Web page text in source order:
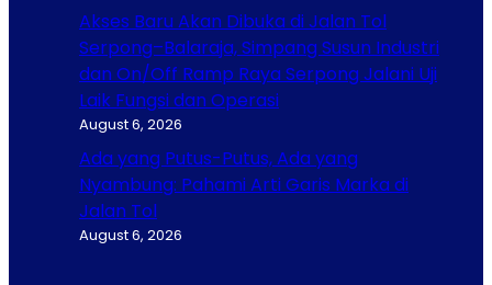
Akses Baru Akan Dibuka di Jalan Tol
Serpong–Balaraja, Simpang Susun Industri
dan On/Off Ramp Raya Serpong Jalani Uji
Laik Fungsi dan Operasi
August 6, 2026
Ada yang Putus-Putus, Ada yang
Nyambung: Pahami Arti Garis Marka di
Jalan Tol
August 6, 2026